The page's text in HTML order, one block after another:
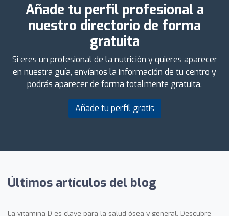
Añade tu perfil profesional a
nuestro directorio de forma
gratuita
Si eres un profesional de la nutrición y quieres aparecer
en nuestra guía, envíanos la información de tu centro y
podrás aparecer de forma totalmente gratuita.
Añade tu perfil gratis
Últimos artículos del blog
La vitamina D es clave para la salud ósea y general. Descubre